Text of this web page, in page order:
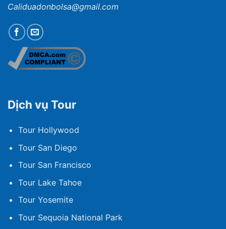
Caliduadonbolsa@gmail.com
Dịch vụ Tour
Tour Hollywood
Tour San Diego
Tour San Francisco
Tour Lake Tahoe
Tour Yosemite
Tour Sequoia National Park